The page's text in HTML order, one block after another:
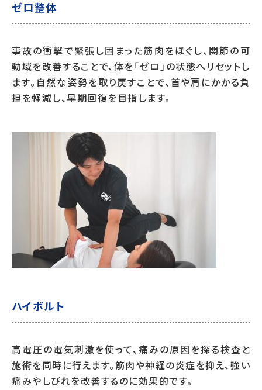
ゼロ整体
事故の衝撃で緊張し固まった筋肉をほぐし、関節の可
動域を改善することで、体を「ゼロ」の状態へリセットし
ます。自然な姿勢を取り戻すことで、首や肩にかかる負
担を軽減し、早期回復を目指します。
ハイボルト
高電圧の電気刺激を使って、痛みの原因を探る検査と
施術を同時に行えます。筋肉や神経の炎症を抑え、強い
痛みやしびれを改善するのに効果的です。